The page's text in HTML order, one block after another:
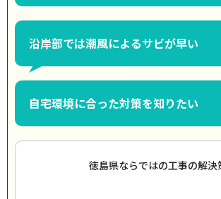
沿岸部では潮風によるサビが早い
自宅環境に合った対策を知りたい
徳島県ならではの工事の解決